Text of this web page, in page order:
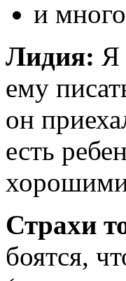
и
Лидия: Я
ему
он
есть
Страхи
боятся,